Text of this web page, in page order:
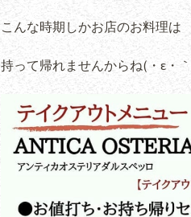
こんな時期しかお店のお料理は
持って帰れませんからね(・ε・